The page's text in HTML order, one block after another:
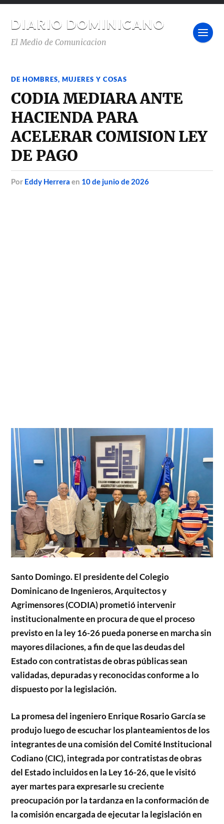
DIARIO DOMINICANO
El Medio de Comunicacion
DE HOMBRES, MUJERES Y COSAS
CODIA MEDIARA ANTE
HACIENDA PARA
ACELERAR COMISION LEY
DE PAGO
por Eddy Herrera en 10 de junio de 2026
Santo Domingo. El presidente del Colegio
Dominicano de Ingenieros, Arquitectos y
Agrimensores (CODIA) prometió intervenir
institucionalmente en procura de que el proceso
previsto en la ley 16-26 pueda ponerse en marcha sin
mayores dilaciones, a fin de que las deudas del
Estado con contratistas de obras públicas sean
validadas, depuradas y reconocidas conforme a lo
dispuesto por la legislación.
La promesa del ingeniero Enrique Rosario García se
produjo luego de escuchar los planteamientos de los
integrantes de una comisión del Comité Institucional
Codiano (CIC), integrada por contratistas de obras
del Estado incluidos en la Ley 16-26, que le visitó
ayer martes para expresarle su creciente
preocupación por la tardanza en la conformación de
la comisión encargada de ejecutar la legislación en